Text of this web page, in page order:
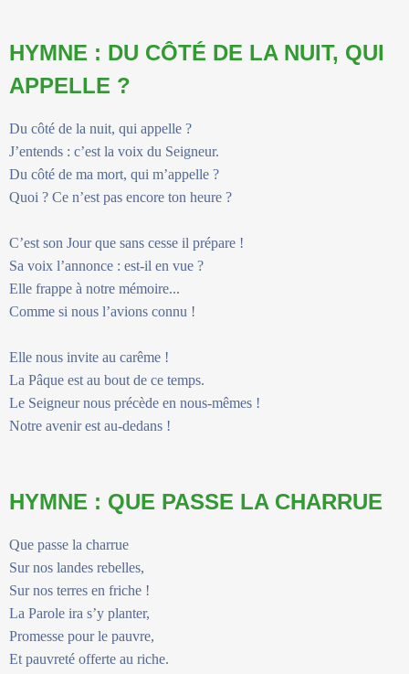
HYMNE : DU CÔTÉ DE LA NUIT, QUI
APPELLE ?
Du côté de la nuit, qui appelle ?
J’entends : c’est la voix du Seigneur.
Du côté de ma mort, qui m’appelle ?
Quoi ? Ce n’est pas encore ton heure ?
C’est son Jour que sans cesse il prépare !
Sa voix l’annonce : est-il en vue ?
Elle frappe à notre mémoire...
Comme si nous l’avions connu !
Elle nous invite au carême !
La Pâque est au bout de ce temps.
Le Seigneur nous précède en nous-mêmes !
Notre avenir est au-dedans !
HYMNE : QUE PASSE LA CHARRUE
Que passe la charrue
Sur nos landes rebelles,
Sur nos terres en friche !
La Parole ira s’y planter,
Promesse pour le pauvre,
Et pauvreté offerte au riche.